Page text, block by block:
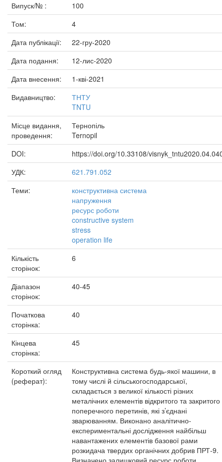
Випуск/№ :
100
Том:
4
Дата публікації:
22-гру-2020
Дата подання:
12-лис-2020
Дата внесення:
1-кві-2021
Видавництво:
ТНТУ
TNTU
Місце видання,
проведення:
Тернопіль
Ternopil
DOI:
https://doi.org/10.33108/
УДК:
621.791.052
Теми:
конструктивна система
напруження
ресурс роботи
constructive system
stress
operation life
Кількість
сторінок:
6
Діапазон
сторінок:
40-45
Початкова
сторінка:
40
Кінцева
сторінка:
45
Короткий огляд
(реферат):
Конструктивна система будь-якої машини, в
тому числі й сільськогосподарської,
складається з великої кількості різних
металічних елементів відкритого та закритого
поперечного перетинів, які з’єднані
зварюванням. Виконано аналітично-
експериментальні дослідження найбільш
навантажених елементів базової рами
розкидача твердих органічних добрив ПРТ-9.
Визначено залишковий ресурс роботи